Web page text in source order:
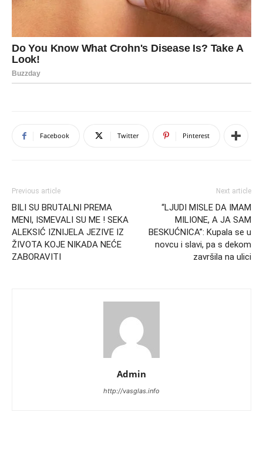
Facebook Twitter Pinterest
Previous article
BILI SU BRUTALNI PREMA
MENI, ISMEVALI SU ME ! SEKA
ALEKSIĆ IZNIJELA JEZIVE IZ
ŽIVOTA KOJE NIKADA NEĆE
ZABORAVITI
Next article
“LJUDI MISLE DA IMAM
MILIONE, A JA SAM
BESKUĆNICA”: Kupala se u
novcu i slavi, pa s dekom
završila na ulici
Admin
http://vasglas.info